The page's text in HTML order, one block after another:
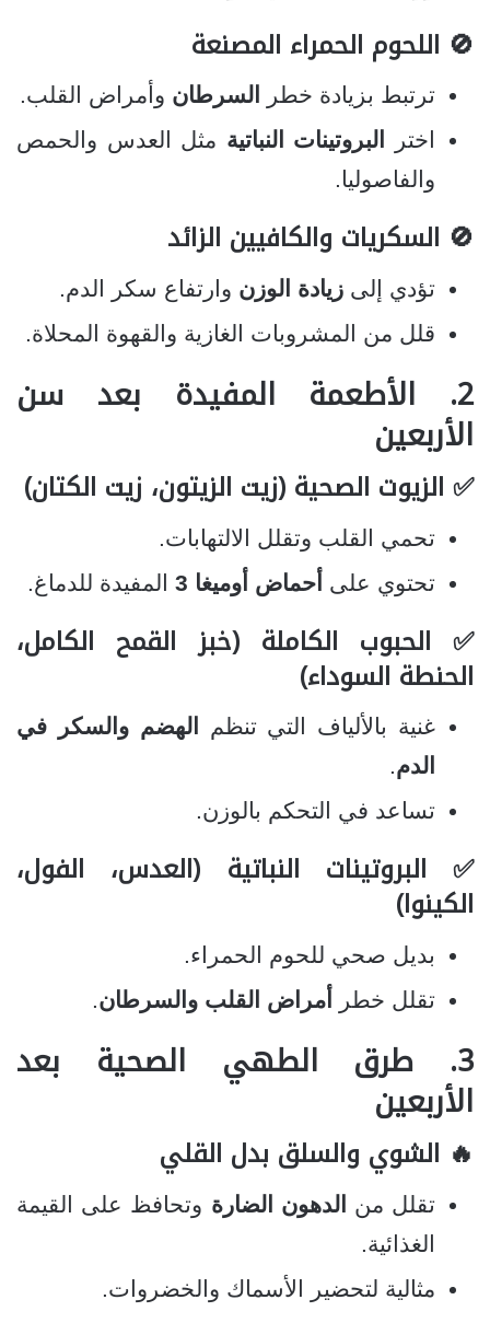
🚫 اللحوم الحمراء المصنعة
ترتبط بزيادة خطر السرطان وأمراض القلب.
اختر
البروتينات النباتية مثل العدس والحمص
والفاصوليا.
🚫 السكريات والكافيين الزائد
تؤدي إلى زيادة الوزن وارتفاع سكر الدم.
قلل من المشروبات الغازية والقهوة المحلاة.
2. الأطعمة المفيدة بعد سن
الأربعين
✅ الزيوت الصحية (زيت الزيتون، زيت الكتان)
تحمي القلب وتقلل الالتهابات.
تحتوي على أحماض أوميغا 3 المفيدة للدماغ.
✅ الحبوب الكاملة (خبز القمح الكامل،
الحنطة السوداء)
غنية بالألياف التي تنظم
الهضم والسكر في
الدم.
تساعد في التحكم بالوزن.
✅ البروتينات النباتية (العدس، الفول،
الكينوا)
بديل صحي للحوم الحمراء.
تقلل خطر أمراض القلب والسرطان
3. طرق الطهي الصحية بعد
الأربعين
🔥 الشوي والسلق بدل القلي
تقلل من الدهون الضارة وتحافظ على القيمة
الغذائية.
مثالية لتحضير الأسماك والخضروات.